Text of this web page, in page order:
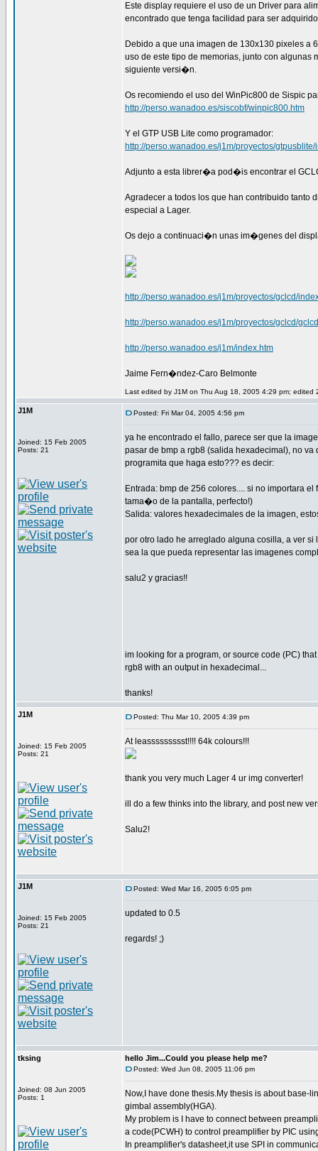
Este display requiere el uso de un Driver para
encontrado que tenga facilidad para ser
Debido a que una imagen de 130x130 pixeles a
uso de este tipo de memorias, junto con
siguiente versi�n.
Os recomiendo el uso del WinPic800 de Sispic
http://perso.wanadoo.es/siscobf/winpic800.htm
Y el GTP USB Lite como programador:
http://perso.wanadoo.es/j1m/proyectos/gtpusblite/
Adjunto a esta librer�a pod�is encontrar el
Agradecer a todos los que han contribuido tanto
especial a Lager.
Os dejo a continuaci�n unas im�genes del
http://perso.wanadoo.es/j1m/proyectos/gclcd/
http://perso.wanadoo.es/j1m/proyectos/gclcd/
http://perso.wanadoo.es/j1m/index.htm
Jaime Fern�ndez-Caro Belmonte
Last edited by J1M on Thu Aug 18, 2005 4:29 pm; edited
J1M
Joined: 15 Feb 2005
Posts: 21
Posted: Fri Mar 04, 2005 4:56 pm
ya he encontrado el fallo, parece ser que la
pasar de bmp a rgb8 (salida hexadecimal), no
programita que haga esto??? es decir:
Entrada: bmp de 256 colores.... si no importara
tama�o de la pantalla, perfecto!)
Salida: valores hexadecimales de la imagen,
por otro lado he arreglado alguna cosilla, a ver
sea la que pueda representar las imagenes
salu2 y gracias!!
im looking for a program, or source code (PC)
rgb8 with an output in hexadecimal...
thanks!
J1M
Joined: 15 Feb 2005
Posts: 21
Posted: Thu Mar 10, 2005 4:39 pm
At leassssssssst!!!! 64k colours!!!
thank you very much Lager 4 ur img converter!
ill do a few thinks into the library, and post new
Salu2!
J1M
Joined: 15 Feb 2005
Posts: 21
Posted: Wed Mar 16, 2005 6:05 pm
updated to 0.5
regards! ;)
tksing
Joined: 08 Jun 2005
Posts: 1
hello Jim...Could you please help me?
Posted: Wed Jun 08, 2005 11:06 pm
Now,I have done thesis.My thesis is about base-
gimbal assembly(HGA).
My problem is I have to connect between
a code(PCWH) to control preamplifier by PIC
In preamplifier's datasheet,it use SPI in